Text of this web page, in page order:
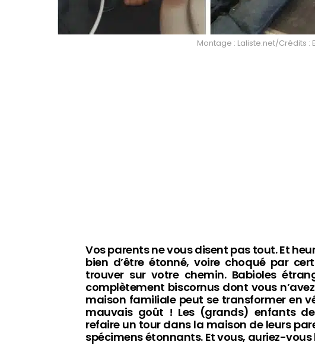
Montage : Laliste.net/Crédits :
Vos parents ne vous disent pas tout. Et
bien d’être étonné, voire choqué par
trouver sur votre chemin. Babioles
complètement biscornus dont vous
maison familiale peut se transformer en
mauvais goût ! Les (grands) enfants
refaire un tour dans la maison de leurs
spécimens étonnants. Et vous, auriez-vous